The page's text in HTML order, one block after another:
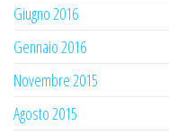
Giugno 2016
Gennaio 2016
Novembre 2015
Agosto 2015